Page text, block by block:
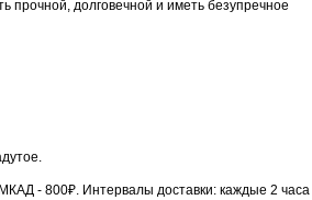
прочной, долговечной и иметь безупречное
- 800₽. Интервалы доставки: каждые 2 часа